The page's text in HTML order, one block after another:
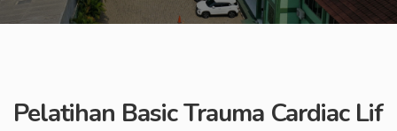
Pelatihan Basic Trauma Cardiac Lif